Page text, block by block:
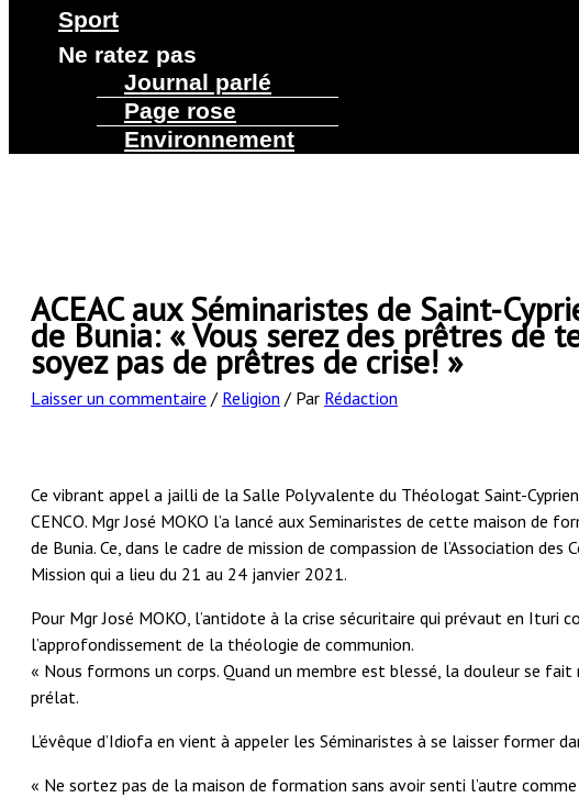
Sport
Ne ratez pas
Journal parlé
Page rose
Environnement
ACEAC aux Séminaristes de Saint-
de Bunia: « Vous serez des prêtres de
soyez pas de prêtres de crise! »
Laisser un commentaire / Religion / Par Rédaction
Ce vibrant appel a jailli de la Salle Polyvalente du Théologat Saint-
CENCO. Mgr José MOKO l’a lancé aux Seminaristes de cette maison de
de Bunia. Ce, dans le cadre de mission de compassion de l’Association des
Mission qui a lieu du 21 au 24 janvier 2021.
Pour Mgr José MOKO, l’antidote à la crise sécuritaire qui prévaut en Ituri
l’approfondissement de la théologie de communion.
« Nous formons un corps. Quand un membre est blessé, la douleur se fait
prélat.
L’évêque d’Idiofa en vient à appeler les Séminaristes à se laisser former
« Ne sortez pas de la maison de formation sans avoir senti l’autre